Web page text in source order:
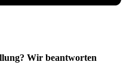
Wir beantworten